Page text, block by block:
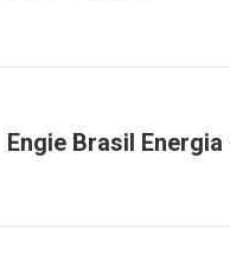
Próximo
Engie Brasil